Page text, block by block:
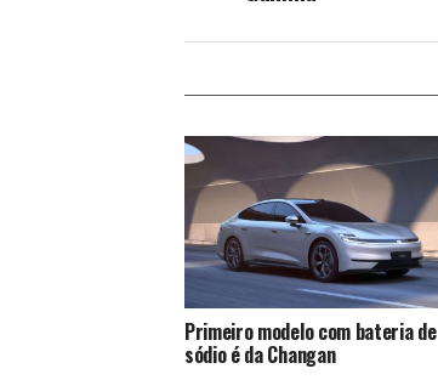
Primeiro modelo com bateria de
sódio é da Changan